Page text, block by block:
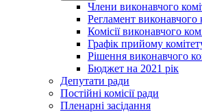
Члени виконавчого
Регламент виконавчого
Комісії виконавчого
Графік прийому
Рішення виконавчого
Бюджет на 2021 рік
Депутати ради
Постійні комісії ради
Пленарні засідання